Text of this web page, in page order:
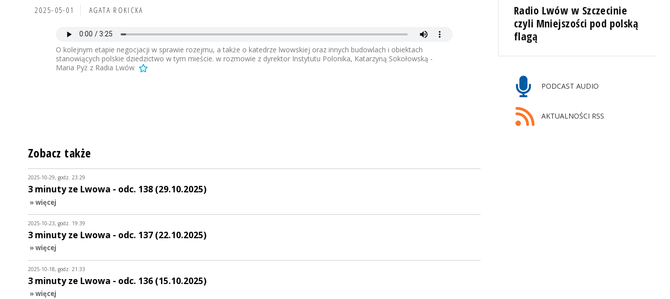
2025-05-01 AGATA ROKICKA
O kolejnym etapie negocjacji w sprawie rozejmu, a także o katedrze lwowskiej oraz innych budowlach i obiektach
stanowiących polskie dziedzictwo w tym mieście. w rozmowie z dyrektor Instytutu Polonika, Katarzyną Sokołowską -
Maria Pyż z Radia Lwów
Radio Lwów w Szczecinie
czyli Mniejszości pod polską
flagą
PODCAST AUDIO
AKTUALNOŚCI RSS
Zobacz także
2025-10-29, godz. 23:29
3 minuty ze Lwowa - odc. 138 (29.10.2025)
» więcej
2025-10-23, godz. 19:39
3 minuty ze Lwowa - odc. 137 (22.10.2025)
» więcej
2025-10-18, godz. 21:33
3 minuty ze Lwowa - odc. 136 (15.10.2025)
» więcej